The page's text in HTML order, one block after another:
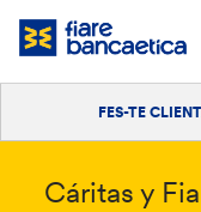
Salta
Iniciar sessió
Fes-te'n client/clienta
FES-TE
Cáritas y